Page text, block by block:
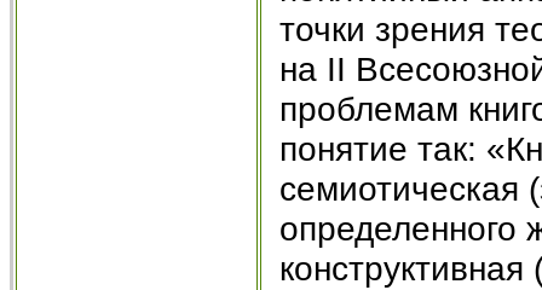
точки зрения
на II
проблемам
понятие так:
семиотическая
определенного